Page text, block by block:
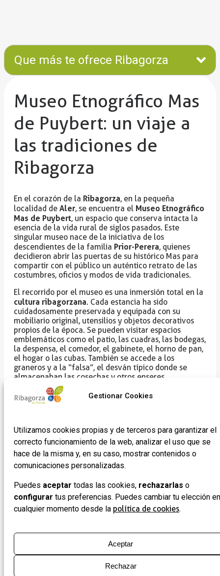
Gestionar Cookies
Utilizamos cookies propias y de terceros para garantizar el
correcto funcionamiento de la web, analizar el uso que se
hace de la misma y, en su caso, mostrar contenidos o
comunicaciones personalizadas.
Puedes aceptar todas las cookies, rechazarlas o
configurar tus preferencias. Puedes cambiar tu elección en
cualquier momento desde la política de cookies.
Aceptar
Rechazar
Que más te ofrece Ribagorza
Museo Etnográfico Mas
de Puybert: un viaje a
las tradiciones de
Ribagorza
En el corazón de la Ribagorza, en la pequeña
localidad de Aler, se encuentra el Museo Etnográfico
Mas de Puybert, un espacio que conserva intacta la
esencia de la vida rural de siglos pasados. Este
singular museo nace de la iniciativa de los
descendientes de la familia Prior-Perera, quienes
decidieron abrir las puertas de su histórico Mas para
compartir con el público un auténtico retrato de las
costumbres, oficios y modos de vida tradicionales.
El recorrido por el museo es una inmersión total en la
cultura ribagorzana. Cada estancia ha sido
cuidadosamente preservada y equipada con su
mobiliario original, utensilios y objetos decorativos
propios de la época. Se pueden visitar espacios
emblemáticos como el patio, las cuadras, las bodegas,
la despensa, el comedor, el gabinete, el horno de pan,
el hogar o las cubas. También se accede a los
graneros y a la “falsa”, el desván típico donde se
almacenaban las cosechas y otros enseres.
Cada uno de estos ambientes refleja con precisión
cómo se organizaba la vida en un
de madera, las herramientas de labranza y los
elementos cotidianos transportan al visitante a una
época en la que la vida giraba en torno a la
agricultura, la ganadería y las relaciones vecinales.
transmite una atmósfera única, permitiendo imaginar
cómo eran las jornadas de trabajo, las reuniones
familiares en torno al fuego, la elaboración del pan
en el horno o la organización de la despensa para
patrimonio material, sino que también pone en valor
y lastradiciones de
Ribagorza.
Museo Etnográfico Mas de Puybert